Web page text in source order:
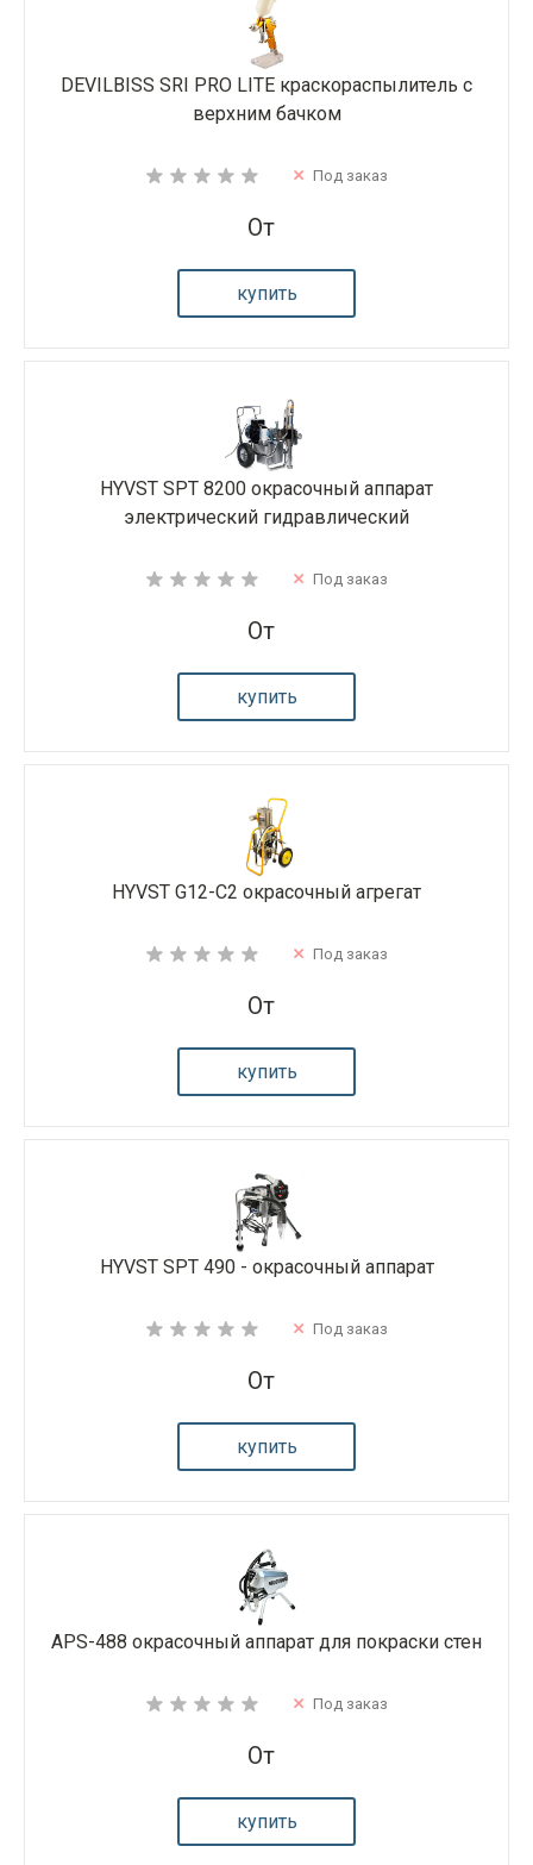
DEVILBISS SRI PRO LITE краскораспылитель с
верхним бачком
Под заказ
От
купить
HYVST SPT 8200 окрасочный аппарат
электрический гидравлический
Под заказ
От
купить
HYVST G12-C2 окрасочный агрегат
Под заказ
От
купить
HYVST SPT 490 - окрасочный аппарат
Под заказ
От
купить
APS-488 окрасочный аппарат для покраски стен
Под заказ
От
купить